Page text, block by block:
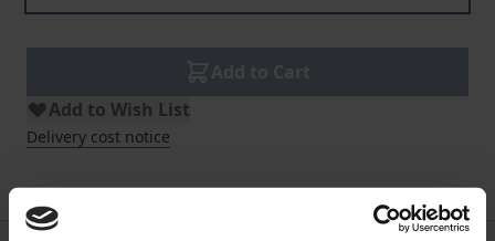
Add to Wish List
Delivery cost notice